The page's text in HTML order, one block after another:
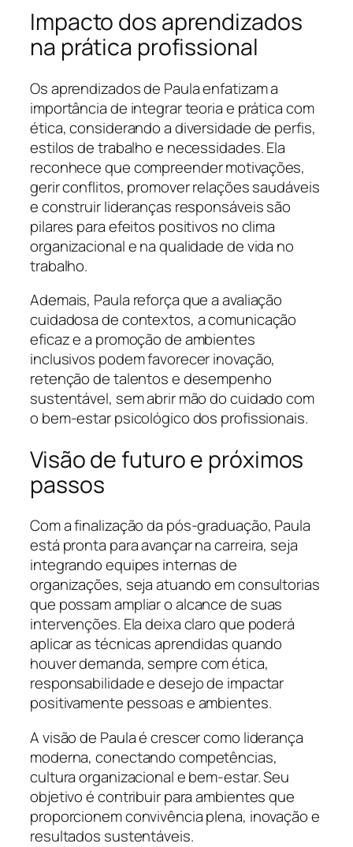
Impacto dos aprendizados
na prática profissional
Os aprendizados de Paula enfatizam a
importância de integrar teoria e prática com
ética, considerando a diversidade de perfis,
estilos de trabalho e necessidades. Ela
reconhece que compreender motivações,
gerir conflitos, promover relações saudáveis
e construir lideranças responsáveis são
pilares para efeitos positivos no clima
organizacional e na qualidade de vida no
trabalho.
Ademais, Paula reforça que a avaliação
cuidadosa de contextos, a comunicação
eficaz e a promoção de ambientes
inclusivos podem favorecer inovação,
retenção de talentos e desempenho
sustentável, sem abrir mão do cuidado com
o bem-estar psicológico dos profissionais.
Visão de futuro e próximos
passos
Com a finalização da pós-graduação, Paula
está pronta para avançar na carreira, seja
integrando equipes internas de
organizações, seja atuando em consultorias
que possam ampliar o alcance de suas
intervenções. Ela deixa claro que poderá
aplicar as técnicas aprendidas quando
houver demanda, sempre com ética,
responsabilidade e desejo de impactar
positivamente pessoas e ambientes.
A visão de Paula é crescer como liderança
moderna, conectando competências,
cultura organizacional e bem-estar. Seu
objetivo é contribuir para ambientes que
proporcionem convivência plena, inovação e
resultados sustentáveis.